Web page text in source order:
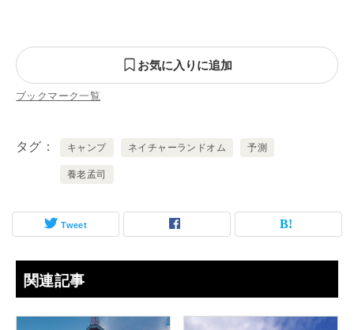
お気に入りに追加
ブックマーク一覧
タグ キャンプ ネイチャーランドオム 予測
養老孟司
Tweet
関連記事